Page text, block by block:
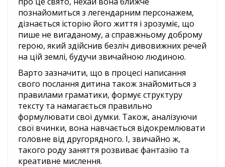
познайомиться з легендарним персонажем,
дізнається історію його життя і зрозуміє, що
пише не вигаданому, а справжньому доброму
герою, який здійснив безліч дивовижних речей
на цій землі, будучи звичайною людиною.
Варто зазначити, що в процесі написання
свого послання дитина також знайомиться з
правилами граматики, формує структуру
тексту та намагається правильно
формулювати свої думки. Також, аналізуючи
свої вчинки, вона навчається відокремлювати
головне від другорядного. І, звичайно ж,
такого роду заняття розвиває фантазію та
креативне мислення.